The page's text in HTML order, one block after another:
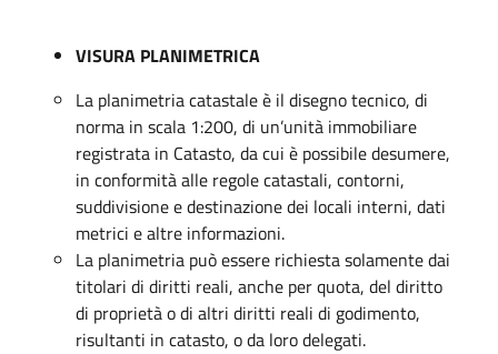
VISURA PLANIMETRICA
La planimetria catastale è il disegno tecnico, di
norma in scala 1:200, di un’unità immobiliare
registrata in Catasto, da cui è possibile desumere,
in conformità alle regole catastali, contorni,
suddivisione e destinazione dei locali interni, dati
metrici e altre informazioni.
La planimetria può essere richiesta solamente dai
titolari di diritti reali, anche per quota, del diritto
di proprietà o di altri diritti reali di godimento,
risultanti in catasto, o da loro delegati.